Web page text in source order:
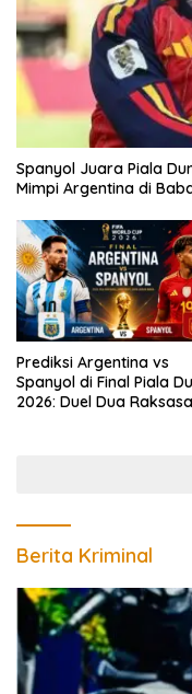
Spanyol Juara Piala
Mimpi Argentina di
Prediksi Argentina vs
Spanyol di Final Piala
2026: Duel Dua Raksasa
Berita Kriminal